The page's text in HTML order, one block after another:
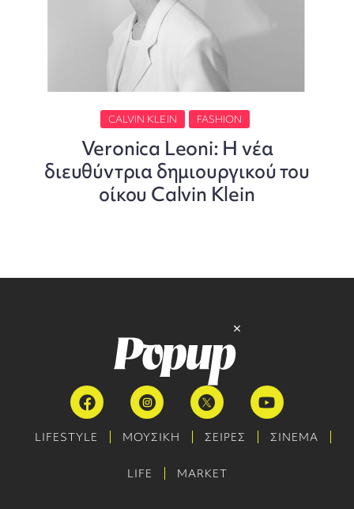
CALVIN KLEIN FASHION
Veronica Leoni: Η νέα
διευθύντρια δημιουργικού του
οίκου Calvin Klein
LIFESTYLE ΜΟΥΣΙΚΗ ΣΕΙΡΕΣ ΣΙΝΕΜΑ
LIFE MARKET